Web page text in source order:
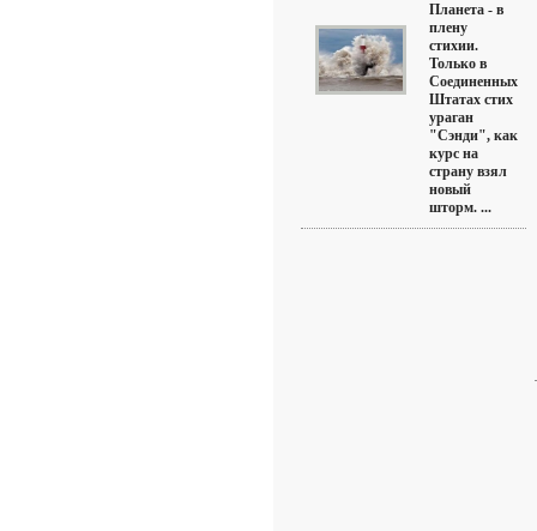
Планета - в
плену
стихии.
Только в
Соединенных
Штатах стих
ураган
"Сэнди", как
курс на
страну взял
новый
шторм. ...